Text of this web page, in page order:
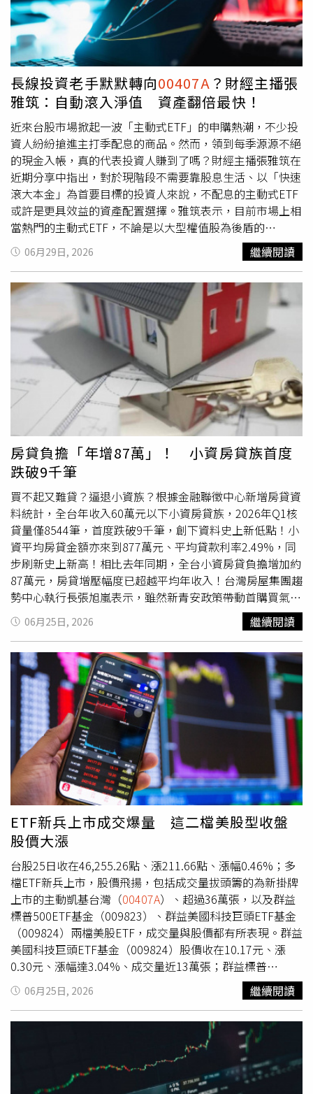
與全球供應鏈關鍵地位的企業，才有機會持續獲得市場青
睞。也因此，主動式ETF的選股能力，開始成為投資人關注
焦點。以 00407A為例，其投資流程強調從全球產業趨勢出
發，透過量化系統先行篩選潛力企業，再由投研團隊進一步
研究產業發展、企業營運與成長動能，最後交由基金經理人
進行投資配置，希望在快速變化的市場環境中，提前掌握台
灣供應鏈中的潛力企業。相較之下，市場觀察人士指出，當
AI投資進入「選贏家」階段，主動式ETF之間的差異，已不
只是持有哪些AI股票，而是誰能更有效率地從龐大的市場資
訊中，找到真正具備長期成長潛力的企業。隨著台股主動式
ETF市場競爭日趨激烈，00407A今日以4.12%的漲幅領先
00403A，也讓市場開始關注，在AI產業持續演進、供應鏈
加速重組的環境下，具備全球視野、人機協作選股能力的主
動式ETF，是否有機會成為下一階段市場資金布局的新方
向。※免責聲明：文中所提之個股、基金內容僅供參考，並
非投資建議，投資人應獨立判斷，審慎評估風險，自負盈
虧。
長線投資老手默默轉向00407A ？財經主播張
雅筑：自動滾入淨值 資產翻倍最快！
近來台股市場掀起一波「主動式ETF」的申購熱潮，不少投
資人紛紛搶進主打季配息的商品。然而，領到每季源源不絕
的現金入帳，真的代表投資人賺到了嗎？財經主播張雅筑在
近期分享中指出，對於現階段不需要靠股息生活、以「快速
滾大本金」為首要目標的投資人來說，不配息的主動式ETF
或許是更具效益的資產配置選擇。雅筑表示，目前市場上相
當熱門的主動式ETF，不論是以大型權值股為後盾的
00403A，或是主打科技題材的00405A，皆採取季配息機
制，確實帶給投資人滿滿的安全感。不過，隨著大盤來到相
對高點，許多投資人私下向她抱怨，每季領到幾千塊的股息
反而變成一種煩惱，因為在高水位的情況下根本不知道該如
何重複投入。張雅筑更提醒，若配息後未能成功填息，本質
上只是「左手換右手」；此外，頻繁配息還可能面臨被課徵
所得稅與二代健保補充保費的風險，對資產累積而言，無疑
是被「扒了兩層皮」。對此，雅筑建議，如果投資人的目標
是追求資產快速成長，可以將目光默默轉向如「00407A」
這類不配息的主動式ETF。這類產品最大的優勢在於，無論
經理人挑選到具潛力的半導體個股或賺取到市場價差，所有
獲利都會「自動滾入淨值」中。投資人不僅免去煩惱股息如
何再投入的困擾，更能省下相關稅金，達到真正利用時間賺
取「複利」的效果。在操作機制上，雅筑進一步解析，
00407A 並非單純依賴經理人的個人判斷，而是採取「人機
協作」模式，藉此降低人性的情緒干擾與人為誤判。系統會
先透過量化指標進行大範圍的潛力企業篩選，再由投資團隊
針對產業趨勢、公司營運及成長動能進行深度質化研究，最
後才由基金經理團隊做出投資決策與配置。最後，雅筑總
結，想將資產如同滾雪球般放大，現階段選擇「不配息」的
商品反而是相當紮實的做法。她也歡迎對 00407A如何挑選
潛力成長股感興趣的觀眾留言，未來不排除推出更深入的分
析影片。※免責聲明：文中所提之個股、基金內容僅供參
考，並非投資建議，投資人應獨立判斷，審慎評估風險，自
負盈虧。◎本文內容已獲 財經主播 張雅筑 授權。
06月29日, 2026 繼續閱讀
房貸負擔「年增87萬」！ 小資房貸族首度
跌破9千筆
買不起又難貸？逼退小資族？根據金融聯徵中心新增房貸資
料統計，全台年收入60萬元以下小資房貸族，2026年Q1核
貸量僅8544筆，首度跌破9千筆，創下資料史上新低點！小
資平均房貸金額亦來到877萬元、平均貸款利率2.49%，同
步刷新史上新高！相比去年同期，全台小資房貸負擔增加約
87萬元，房貸增壓幅度已超越平均年收入！台灣房屋集團趨
勢中心執行長張旭嵐表示，雖然新青安政策帶動首購買氣，
上路以來小資核貸量一度衝上單季1.8萬筆高峰，不過限貸
令後銀行核貸從嚴，財務條件有限的小資族，在房市盤整之
際態度也更為保守，也讓小資購屋力明顯壓縮。張旭嵐表
示，近年房價持續墊高，加上限貸措施未明顯鬆綁，使小資
購屋族面臨「房價高、自備款增加、貸款難」三重壓力。以
今年Q1平均購屋總價已突破千萬元門檻，同時平均核貸成
數創2020年信用管制以來新低，降至僅剩74.72%，等於平
均自備款成數約要2成5，加上利率條件創高，顯示銀行審核
仍趨於保守，尤其對財務條件有限的客群可能更為謹慎，讓
小資族不只購屋門檻越來越高，還越來越難貸。小資房貸全
面升壓 台南負擔年增不輸雙北進一步觀察，年收60萬以下
小資房貸族，平均房屋鑑估值全面站上千萬元大關！房貸負
擔也跟著全面升壓，雙北小資房貸金額持續居高，平均要扛
破千萬元房貸，晚一年入手，房貸負擔皆跳增破百萬元；中
南部小資雖成家壓力較輕，但負擔同步加壓，其中，台南市
增壓幅度不輸雙北，房貸負擔年增額同樣突破百萬元！六都
僅桃園年增30萬元，貸款壓力增幅較緩。台灣房屋集團趨勢
中心經理李家妮表示，雙北高房價已是長期現象，但台南近
年房貸負擔快速增加，增幅已不輸雙北，更凸顯產業投資與
建設題材帶動的房價升值效應。除了南科產業聚落持續擴
張，拉抬整體房價基期墊高之外，包括平實重劃區、九份子
等熱門重劃區開發紅利持續發酵，高總價住宅供給與需求同
步增加，其中平實重劃區新案成交單價更已站上6字頭，改
寫台南房價新高，也進一步帶動周邊房價走揚，加重小資族
購屋負擔。李家妮表示，小資購屋門檻已邁入「千萬住宅」
時代，由於房價上漲速度明顯快於薪資成長，加上銀行核貸
條件仍嚴、自備款門檻提高，對年收水位較低的小資族群而
言，購屋大門恐將愈來愈窄。房市翻身訊號浮現？ 專家預
言反攻三部曲：2027下半年有望回溫郭明鑑兼職風波延
06月25日, 2026 繼續閱讀
ETF新兵上市成交爆量 這二檔美股型收盤
股價大漲
台股25日收在46,255.26點、漲211.66點、漲幅0.46%；多
檔ETF新兵上市，股價飛揚，包括成交量拔頭籌的為新掛牌
上市的主動凱基台灣（00407A）、超過36萬張，以及群益
標普500ETF基金（009823）、群益美國科技巨頭ETF基金
（009824）兩檔美股ETF，成交量與股價都有所表現。群益
美國科技巨頭ETF基金（009824）股價收在10.17元、漲
0.30元、漲幅達3.04%、成交量近13萬張；群益標普
500ETF基金（009823）股價收在10.12元、漲0.15元、漲
幅1.50%、成交量超過8.3萬張。主動凱基台灣（00407A）
收在9.95元、漲0.07元、漲幅0.71%。市值型的009823主要
追蹤標普500指數，涵蓋近九成的美股總市值；而主題型的
009824追蹤的是Solactive美國科技巨頭指數，成分股包括
目前的七巨頭等。群益投信美股ETF研究團隊表示，本波美
股牛市自2022年10月低點以來，累積漲幅已突破 100%，
06月25日, 2026 繼續閱讀